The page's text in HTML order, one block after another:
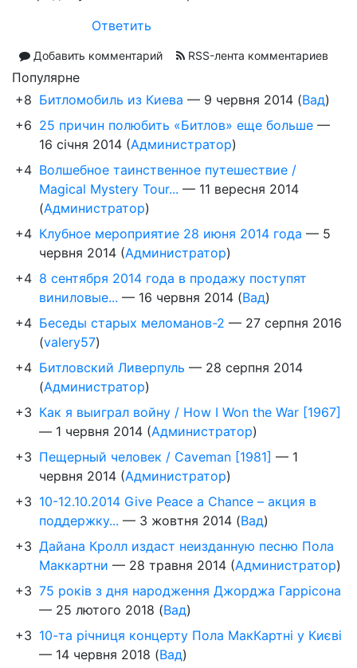
Ответить
Добавить комментарий RSS-лента комментариев
Популярне
+8 Битломобиль из Киева — 9 червня 2014 (Вад)
+6 25 причин полюбить «Битлов» еще больше —
16 січня 2014 (Администратор)
+4 Волшебное таинственное путешествие /
Magical Mystery Tour... — 11 вересня 2014
(Администратор)
+4 Клубное мероприятие 28 июня 2014 года — 5
червня 2014 (Администратор)
+4 8 сентября 2014 года в продажу поступят
виниловые... — 16 червня 2014 (Вад)
+4 Беседы старых меломанов-2 — 27 серпня 2016
(valery57)
+4 Битловский Ливерпуль — 28 серпня 2014
(Администратор)
+3 Как я выиграл войну / How I Won the War [1967]
— 1 червня 2014 (Администратор)
+3 Пещерный человек / Caveman [1981] — 1
червня 2014 (Администратор)
+3 10-12.10.2014 Give Peace a Chance – акция в
поддержку... — 3 жовтня 2014 (Вад)
+3 Дайана Кролл издаст неизданную песню Пола
Маккартни — 28 травня 2014 (Администратор)
+3 75 років з дня народження Джорджа Гаррісона
— 25 лютого 2018 (Вад)
+3 10-та річниця концерту Пола МакКартні у Києві
— 14 червня 2018 (Вад)